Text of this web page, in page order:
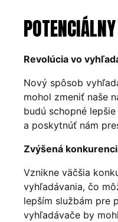
Revolúcia vo
Nový spôsob
mohol zmeniť naše
budú schopné
a poskytnúť nám
Zvýšená
Vznikne väčšia
vyhľadávania, čo
lepším službám pre
vyhľadávače by